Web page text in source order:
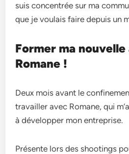
suis concentrée sur ma
que je voulais faire depuis un
Former ma
Romane !
Deux mois avant le
travailler avec Romane, qui
à développer mon entreprise.
Présente lors des shootings